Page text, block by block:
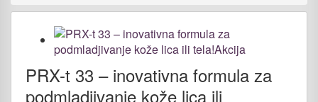
PRX-t 33 – inovativna formula za
podmladjivanje kože lica ili